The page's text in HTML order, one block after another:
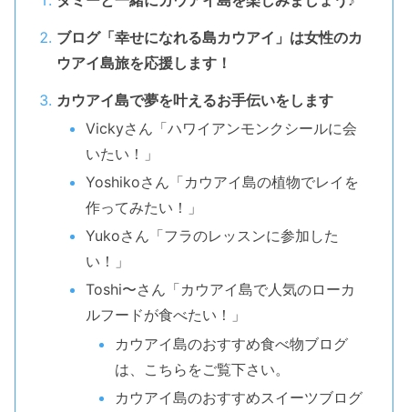
ブログ「幸せになれる島カウアイ」は女性のカ
ウアイ島旅を応援します！
カウアイ島で夢を叶えるお手伝いをします
Vickyさん「ハワイアンモンクシールに会
いたい！」
Yoshikoさん「カウアイ島の植物でレイを
作ってみたい！」
Yukoさん「フラのレッスンに参加した
い！」
Toshi〜さん「カウアイ島で人気のローカ
ルフードが食べたい！」
カウアイ島のおすすめ食べ物ブログ
は、こちらをご覧下さい。
カウアイ島のおすすめスイーツブログ